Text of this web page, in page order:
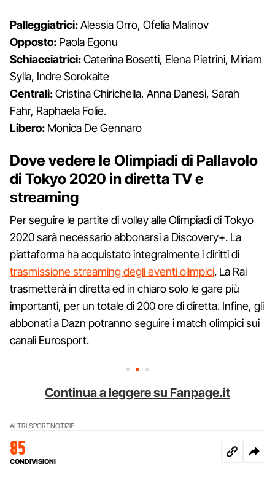
Palleggiatrici:Alessia Orro, Ofelia Malinov
Opposto: Paola Egonu
Schiacciatrici:Caterina Bosetti, Elena Pietrini, Miriam
Sylla, Indre Sorokaite
Centrali:Cristina Chirichella, Anna Danesi, Sarah
Fahr, Raphaela Folie.
Libero: Monica De Gennaro
Dove vedere le Olimpiadi di Pallavolo
di Tokyo 2020 in diretta TV e
streaming
Per seguire le partite di volley alle Olimpiadi di Tokyo
2020 sarà necessario abbonarsi a Discovery+. La
piattaforma ha acquistato integralmente i diritti di
trasmissione streaming degli eventi olimpici. La Rai
trasmetterà in diretta ed in chiaro solo le gare più
importanti, per un totale di 200 ore di diretta. Infine, gli
abbonati a Dazn potranno seguire i match olimpici sui
canali Eurosport.
Continua a leggere su Fanpage.it
ALTRI SPORTNOTIZIE
85
CONDIVISIONI